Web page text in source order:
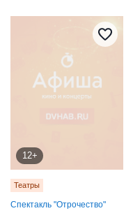
12+
Театры
Спектакль "Отрочество"